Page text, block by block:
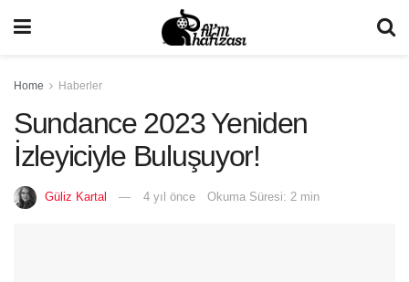
Home Haberler
Sundance 2023 Yeniden
İzleyiciyle Buluşuyor!
Güliz Kartal 4 yıl önce Okuma Süresi: 2 min